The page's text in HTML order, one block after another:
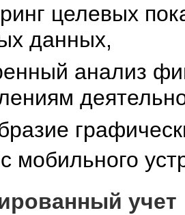
целевых
данных,
анализ
мобильного
учет